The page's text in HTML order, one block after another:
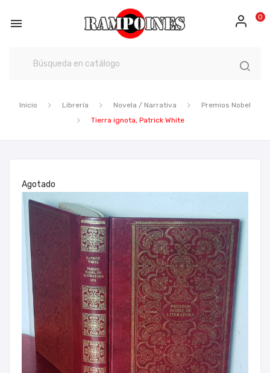
 0
Inicio Librería Novela / Narrativa
Premios Nobel
Tierra ignota, Patrick White
Agotado